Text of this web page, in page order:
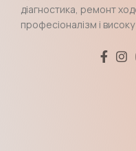
діагностика, ремонт
професіоналізм і високу